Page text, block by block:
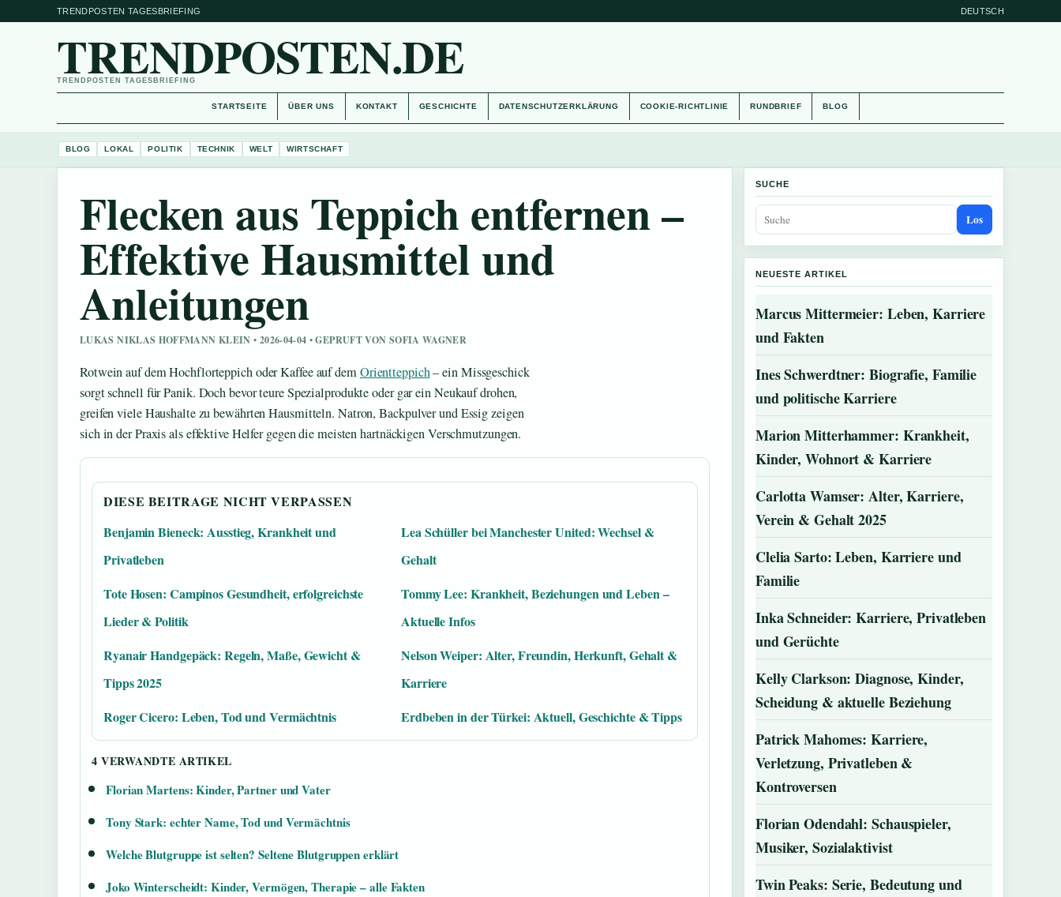
TRENDPOSTEN TAGESBRIEFING DEUTSCH
TRENDPOSTEN.DE
TRENDPOSTEN TAGESBRIEFING
STARTSEITE ÜBER UNS KONTAKT GESCHICHTE DATENSCHUTZERKLÄRUNG COOKIE-RICHTLINIE RUNDBRIEF BLOG
BLOG LOKAL POLITIK TECHNIK WELT WIRTSCHAFT
Flecken aus Teppich entfernen –
Effektive Hausmittel und
Anleitungen
LUKAS NIKLAS HOFFMANN KLEIN • 2026-04-04 • GEPRUFT VON SOFIA WAGNER
Rotwein auf dem Hochflorteppich oder Kaffee auf demOrientteppich– ein Missgeschick
sorgt schnell für Panik. Doch bevor teure Spezialprodukte oder gar ein Neukauf drohen,
greifen viele Haushalte zu bewährten Hausmitteln. Natron, Backpulver und Essig zeigen
sich in der Praxis als effektive Helfer gegen die meisten hartnäckigen Verschmutzungen.
DIESE BEITRAGE NICHT VERPASSEN
Benjamin Bieneck: Ausstieg, Krankheit und
Privatleben
Lea Schüller bei Manchester United: Wechsel &
Gehalt
Tote Hosen: Campinos Gesundheit, erfolgreichste
Lieder & Politik
Tommy Lee: Krankheit, Beziehungen und Leben –
Aktuelle Infos
Ryanair Handgepäck: Regeln, Maße, Gewicht &
Tipps 2025
Nelson Weiper: Alter, Freundin, Herkunft, Gehalt &
Karriere
Roger Cicero: Leben, Tod und Vermächtnis
Erdbeben in der Türkei: Aktuell, Geschichte & Tipps
4 VERWANDTE ARTIKEL
Florian Martens: Kinder, Partner und Vater
Tony Stark: echter Name, Tod und Vermächtnis
Welche Blutgruppe ist selten? Seltene Blutgruppen erklärt
Joko Winterscheidt: Kinder, Vermögen, Therapie – alle Fakten
SUCHE
Los
NEUESTE ARTIKEL
Marcus Mittermeier: Leben, Karriere
und Fakten
Ines Schwerdtner: Biografie, Familie
und politische Karriere
Marion Mitterhammer: Krankheit,
Kinder, Wohnort & Karriere
Carlotta Wamser: Alter, Karriere,
Verein & Gehalt 2025
Clelia Sarto: Leben, Karriere und
Familie
Inka Schneider: Karriere, Privatleben
und Gerüchte
Kelly Clarkson: Diagnose, Kinder,
Scheidung & aktuelle Beziehung
Patrick Mahomes: Karriere,
Verletzung, Privatleben &
Kontroversen
Florian Odendahl: Schauspieler,
Musiker, Sozialaktivist
Twin Peaks: Serie, Bedeutung und